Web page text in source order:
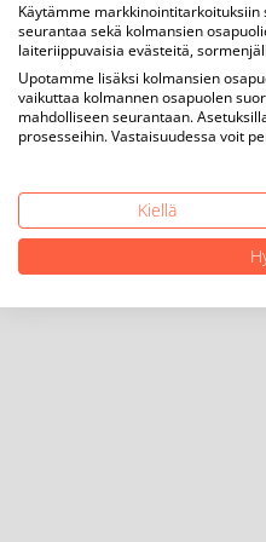
Käytämme
seurantaa sekä kolmansien
laiteriippuvaisia evästeitä,
Upotamme lisäksi kolmansien
vaikuttaa kolmannen osapuolen
mahdolliseen seurantaan.
prosesseihin. Vastaisuudessa voit
Kiellä